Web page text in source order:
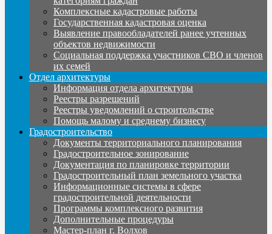
Комплексные кадастровые работы
Государственная кадастровая оценка
Выявление правообладателей ранее учтенных
объектов недвижимости
Социальная поддержка участников СВО и членов
их семей
Отдел архитектуры
Информация отдела архитектуры
Реестры разрешений
Реестры уведомлений о строительстве
Помощь малому и среднему бизнесу
Градостроительство
Документы территориального планирования
Градостроительное зонирование
Документация по планировке территории
Градостроительный план земельного участка
Информационные системы в сфере
градостроительной деятельности
Программы комплексного развития
Дополнительные процедуры
Мастер-план г. Волхов